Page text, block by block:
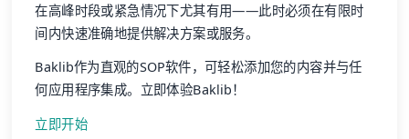
在高峰时段或紧急情况下尤其有用——此时必须在有限时
间内快速准确地提供解决方案或服务。
Baklib作为直观的SOP软件，可轻松添加您的内容并与任
何应用程序集成。立即体验Baklib！
立即开始